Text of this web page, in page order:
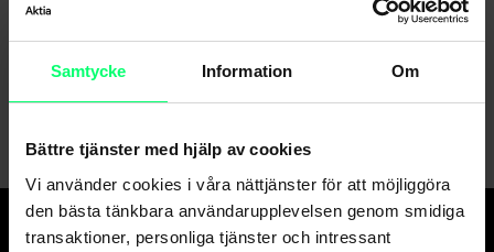
Samtycke Information Om
Bättre tjänster med hjälp av cookies
Vi använder cookies i våra nättjänster för att möjliggöra
den bästa tänkbara användarupplevelsen genom smidiga
transaktioner, personliga tjänster och intressant
Kundservice
Skicka ett meddelande till oss via nätbanken